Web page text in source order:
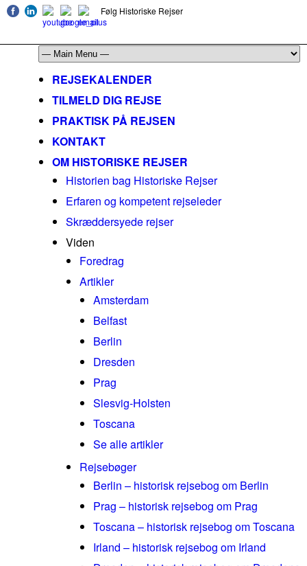
Følg Historiske Rejser
REJSEKALENDER
TILMELD DIG REJSE
PRAKTISK PÅ REJSEN
KONTAKT
OM HISTORISKE REJSER
Historien bag Historiske Rejser
Erfaren og kompetent rejseleder
Skræddersyede rejser
Viden
Foredrag
Artikler
Amsterdam
Belfast
Berlin
Dresden
Prag
Slesvig-Holsten
Toscana
Se alle artikler
Rejsebøger
Berlin – historisk rejsebog om Berlin
Prag – historisk rejsebog om Prag
Toscana – historisk rejsebog om Toscana
Irland – historisk rejsebog om Irland